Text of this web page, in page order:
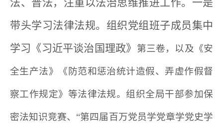
带头学习法律法规。组织党组班子成员集中
学习《习近平谈治国理政》
第三卷，以及《安
全生产法》《防范和惩治统计造假、弄虚作假督
察工作规定》等法律法规。组织全局干部参加保
密法知识竞赛、“第四届百万党员学党章学党史学